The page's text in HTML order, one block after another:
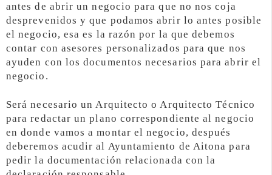
antes de abrir un negocio para que no nos coja
desprevenidos y que podamos abrir lo antes posible
el negocio, esa es la razón por la que debemos
contar con asesores personalizados para que nos
ayuden con los documentos necesarios para abrir el
negocio.
Será necesario un Arquitecto o Arquitecto Técnico
para redactar un plano correspondiente al negocio
en donde vamos a montar el negocio, después
deberemos acudir al Ayuntamiento de Aitona para
pedir la documentación relacionada con la